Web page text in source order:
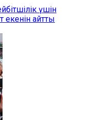
үшін
айтты